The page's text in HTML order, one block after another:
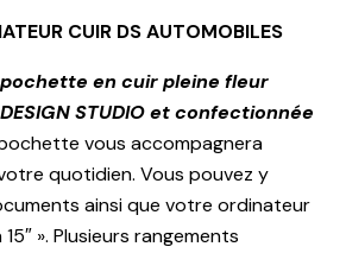
CUIR DS AUTOMOBILES
en cuir pleine fleur
STUDIO et confectionnée
vous accompagnera
quotidien. Vous pouvez y
ainsi que votre ordinateur
». Plusieurs rangements